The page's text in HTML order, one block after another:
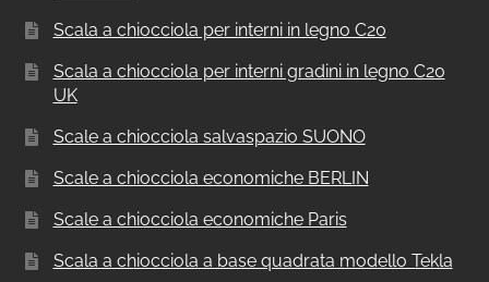
Scala a chiocciola per interni in legno C20
Scala a chiocciola per interni gradini in legno C20
UK
Scale a chiocciola salvaspazio SUONO
Scale a chiocciola economiche BERLIN
Scale a chiocciola economiche Paris
Scala a chiocciola a base quadrata modello Tekla